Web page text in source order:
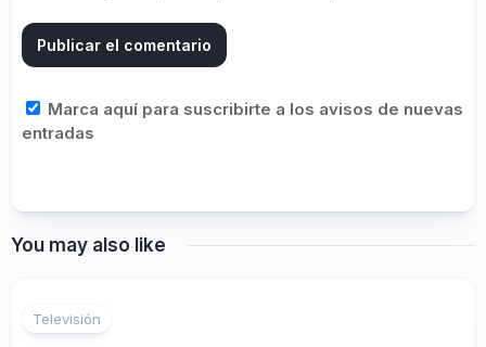
Marca aquí para suscribirte a los avisos de nuevas
entradas
You may also like
Televisión